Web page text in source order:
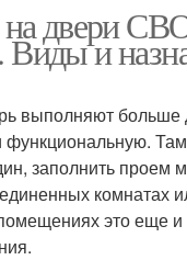
на двери
и
выполняют больше
заполнить проем
комнатах
это еще и